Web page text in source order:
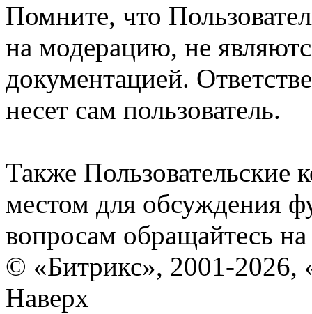
Помните, что
на модерацию, не
документацией.
несет сам пользователь.
Также Пользовательские
местом для обсуждения
вопросам обращайтесь
© «Битрикс», 2001-2026,
Наверх